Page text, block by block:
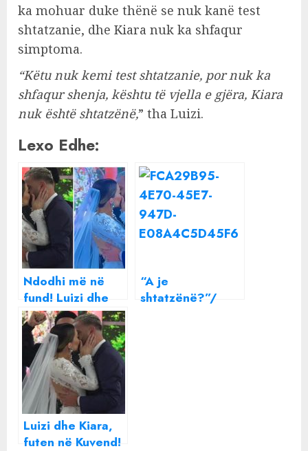
ka mohuar duke thënë se nuk kanë test
shtatzanie, dhe Kiara nuk ka shfaqur
simptoma.
“Këtu nuk kemi test shtatzanie, por nuk ka
shfaqur shenja, kështu të vjella e gjëra, Kiara
nuk është shtatzënë,” tha Luizi.
Lexo Edhe:
Ndodhi më në
fund! Luizi dhe
Kiara japin
puthjen e parë
“A je
shtatzënë?”/
Luizi dhe Kiara,
futen në Kuvend!